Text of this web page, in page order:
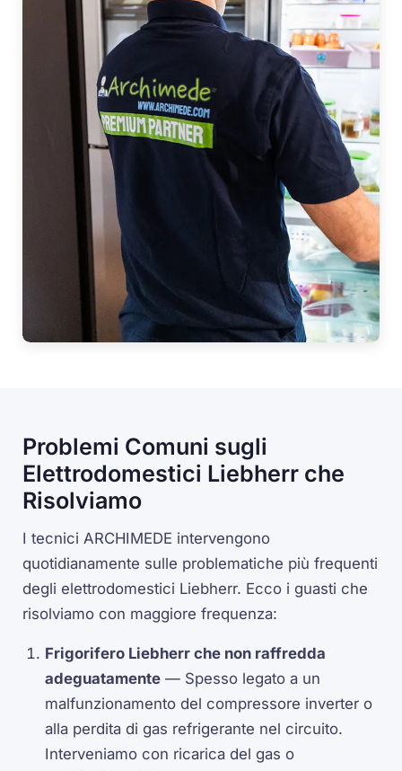
Problemi Comuni sugli
Elettrodomestici Liebherr che
Risolviamo
I tecnici ARCHIMEDE intervengono
quotidianamente sulle problematiche più frequenti
degli elettrodomestici Liebherr. Ecco i guasti che
risolviamo con maggiore frequenza:
Frigorifero Liebherr che non raffredda
adeguatamente — Spesso legato a un
malfunzionamento del compressore inverter o
alla perdita di gas refrigerante nel circuito.
Interveniamo con ricarica del gas o